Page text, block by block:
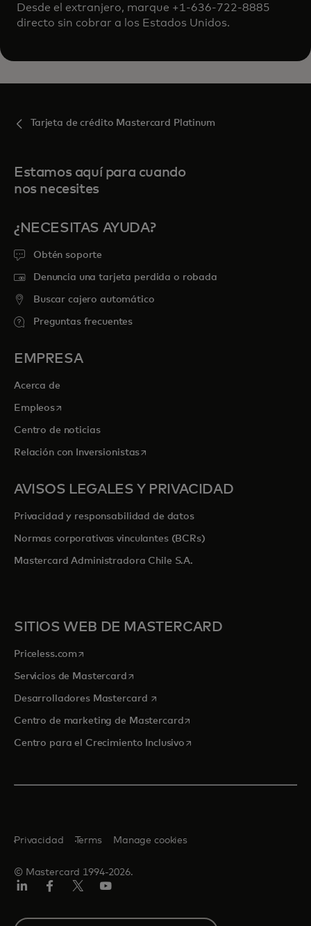
Desde el extranjero, marque +1-636-722-8885
directo sin cobrar a los Estados Unidos.
Tarjeta de crédito Mastercard Platinum
Estamos aquí para cuando
nos necesites
¿NECESITAS AYUDA?
Obtén soporte
Denuncia una tarjeta perdida o robada
Buscar cajero automático
Preguntas frecuentes
EMPRESA
Acerca de
Empleosse abre en una pestaña nueva
Centro de noticias
Relación con Inversionistasse abre en una pestaña nueva
AVISOS LEGALES Y PRIVACIDAD
Privacidad y responsabilidad de datos
Normas corporativas vinculantes (BCRs)
Mastercard Administradora Chile S.A.
SITIOS WEB DE MASTERCARD
Priceless.com se abre en una pestaña nueva
Servicios de Mastercardse abre en una pestaña nueva
Desarrolladores Mastercard se abre en una pestaña nueva
Centro de marketing de Mastercardse abre en una pestaña
Centro para el Crecimiento Inclusivose abre en una pestaña
© Mastercard 1994-2026.
Privacidad Terms Manage cookies
Select